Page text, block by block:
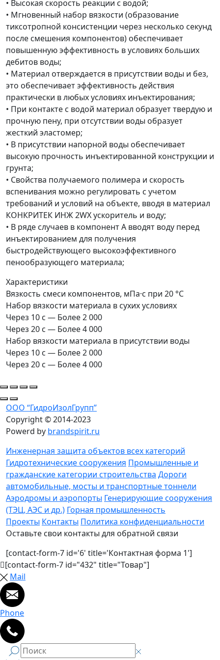
• Высокая скорость реакции с водой;
• Мгновенный набор вязкости (образование
тиксотропной консистенции через несколько секунд
после смешения компонентов) обеспечивает
повышенную эффективность в условиях больших
дебитов воды;
• Материал отверждается в присутствии воды и без,
это обеспечивает эффективность действия
практически в любых условиях инъектирования;
• При контакте с водой материал образует твердую и
прочную пену, при отсутствии воды образует
жесткий эластомер;
• В присутствии напорной воды обеспечивает
высокую прочность инъектированной конструкции и
грунта;
• Свойства получаемого полимера и скорость
вспенивания можно регулировать с учетом
требований и условий на объекте, вводя в материал
КОНКРИТЕК ИНЖ 2WX ускоритель и воду;
• В ряде случаев в компонент А вводят воду перед
инъектированием для получения
быстродействующего высокоэффективного
пенообразующего материала;
Характеристики
Вязкость смеси компонентов, мПа·с при 20 °С
Набор вязкости материала в сухих условиях
Через 10 с — Более 2 000
Через 20 с — Более 4 000
Набор вязкости материала в присутствии воды
Через 10 с — Более 2 000
Через 20 с — Более 4 000
ООО “ГидроИзолГрупп”
Copyright © 2014-2023
Powerd by brandspirit.ru
Инженерная защита объектов всех категорий
Гидротехнические сооружения Промышленные и
гражданские категории строительства Дороги
автомобильные, мосты и транспортные тоннели
Аэродромы и аэропорты Генерирующие сооружения
(ТЭЦ, АЭС и др.) Горная промышленность
Проекты Контакты Политика конфиденциальности
Оставьте свои контакты для обратной связи
[contact-form-7 id='6' title='Контактная форма 1']
[contact-form-7 id="432" title="Товар"]
Mail
Phone